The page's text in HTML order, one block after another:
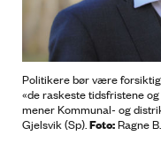
Politikere bør være
«de raskeste tidsfristene
mener Kommunal- og
Gjelsvik (Sp). Foto:Ragne